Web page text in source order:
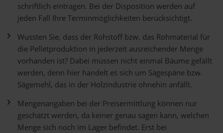
schriftlich eintragen. Bei der Disposition werden auf
jeden Fall Ihre Terminmöglichkeiten berücksichtigt.
Wussten Sie, dass der Rohstoff bzw. das Rohmaterial für
die Pelletproduktion in jederzeit ausreichender Menge
vorhanden ist? Dabei müssen nicht einmal Bäume gefällt
werden, denn hier handelt es sich um Sägespäne bzw.
Sägemehl, das in der Holzindustrie ohnehin anfällt.
Mengenangaben bei der Preisermittlung können nur
geschätzt werden, da keiner genau sagen kann, welchen
Menge sich noch im Lager befindet. Erst bei